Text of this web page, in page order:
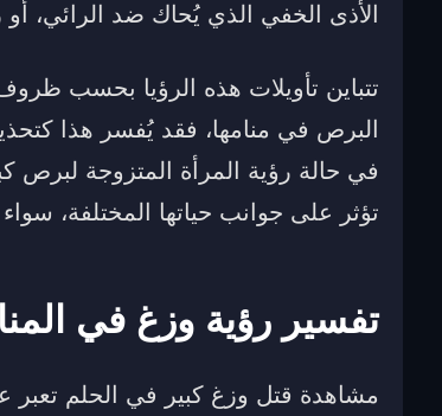
الأذى الخفي الذي يُحاك ضد الرائي،
تتباين تأويلات هذه الرؤيا بحسب
البرص في منامها، فقد يُفسر هذا
في حالة رؤية المرأة المتزوجة لبرص
تؤثر على جوانب حياتها المختلفة،
تفسير رؤية وزغ في
مشاهدة قتل وزغ كبير في الحلم